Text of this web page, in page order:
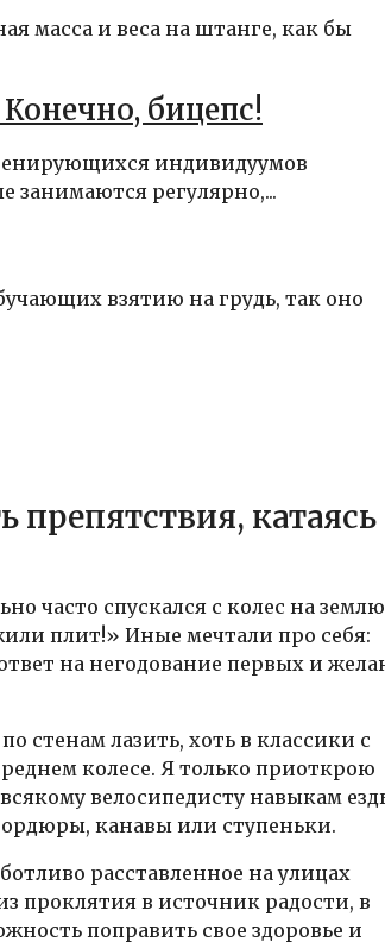
масса и веса на штанге, как бы
бицепс!
индивидуумов
регулярно,...
взятию на грудь, так оно
препятствия, катаясь
часто спускался с колес на
плит!» Иные мечтали про себя:
на негодование первых и
стенам лазить, хоть в классики с
колесе. Я только приоткрою
велосипедисту навыкам
канавы или ступеньки.
расставленное на улицах
проклятия в источник радости, в
поправить свое здоровье и